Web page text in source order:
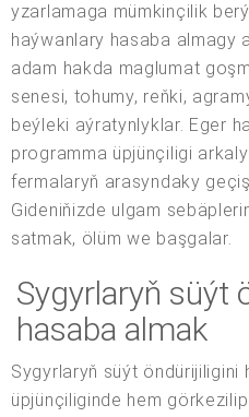
yzarlamaga mümkinçilik
haýwanlary hasaba almagy
adam hakda maglumat
senesi, tohumy, reňki,
beýleki aýratynlyklar. Eger
programma üpjünçiligi
fermalaryň arasyndaky
Gideniňizde ulgam
satmak, ölüm we başgalar.
Sygyrlaryň süýt
hasaba almak
Sygyrlaryň süýt öndürijiligini
üpjünçiliginde hem